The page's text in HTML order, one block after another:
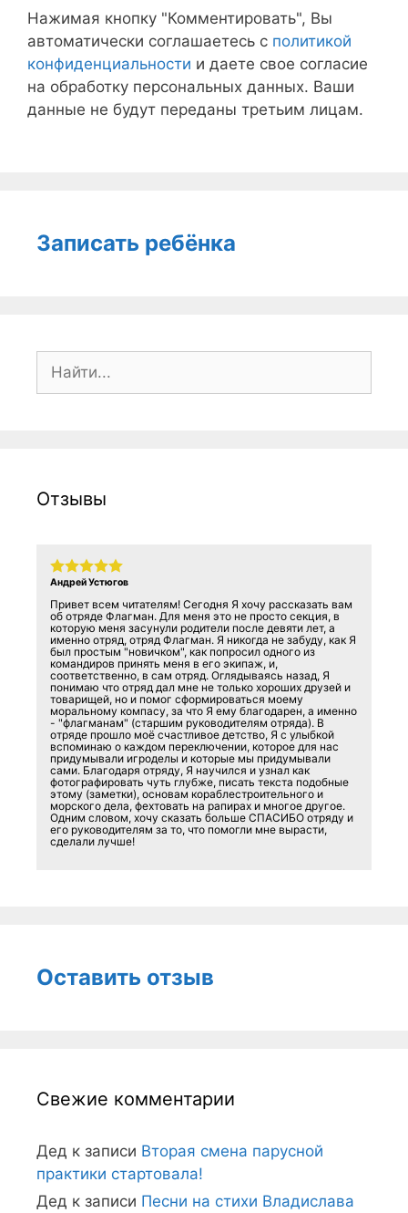
Нажимая кнопку "Комментировать", Вы
автоматически соглашаетесь с политикой
конфиденциальности и даете свое согласие
на обработку персональных данных. Ваши
данные не будут переданы третьим лицам.
Записать ребёнка
Отзывы
Андрей Устюгов
Привет всем читателям! Сегодня Я хочу рассказать вам
об отряде Флагман. Для меня это не просто секция, в
которую меня засунули родители после девяти лет, а
именно отряд, отряд Флагман. Я никогда не забуду, как Я
был простым "новичком", как попросил одного из
командиров принять меня в его экипаж, и,
соответственно, в сам отряд. Оглядываясь назад, Я
понимаю что отряд дал мне не только хороших друзей и
товарищей, но и помог сформироваться моему
моральному компасу, за что Я ему благодарен, а именно
- "флагманам" (старшим руководителям отряда). В
отряде прошло моё счастливое детство, Я с улыбкой
вспоминаю о каждом переключении, которое для нас
придумывали игроделы и которые мы придумывали
сами. Благодаря отряду, Я научился и узнал как
фотографировать чуть глубже, писать текста подобные
этому (заметки), основам кораблестроительного и
морского дела, фехтовать на рапирах и многое другое.
Одним словом, хочу сказать больше СПАСИБО отряду и
его руководителям за то, что помогли мне вырасти,
сделали лучше!
Оставить отзыв
Свежие комментарии
Дед к записи Вторая смена парусной
практики стартовала!
Дед к записи Песни на стихи Владислава